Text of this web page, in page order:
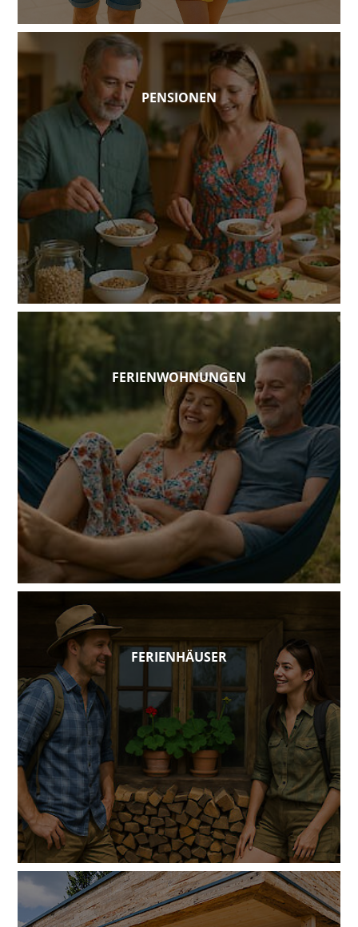
PENSIONEN
FERIENWOHNUNGEN
FERIENHÄUSER